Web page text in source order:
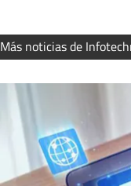
Más noticias de